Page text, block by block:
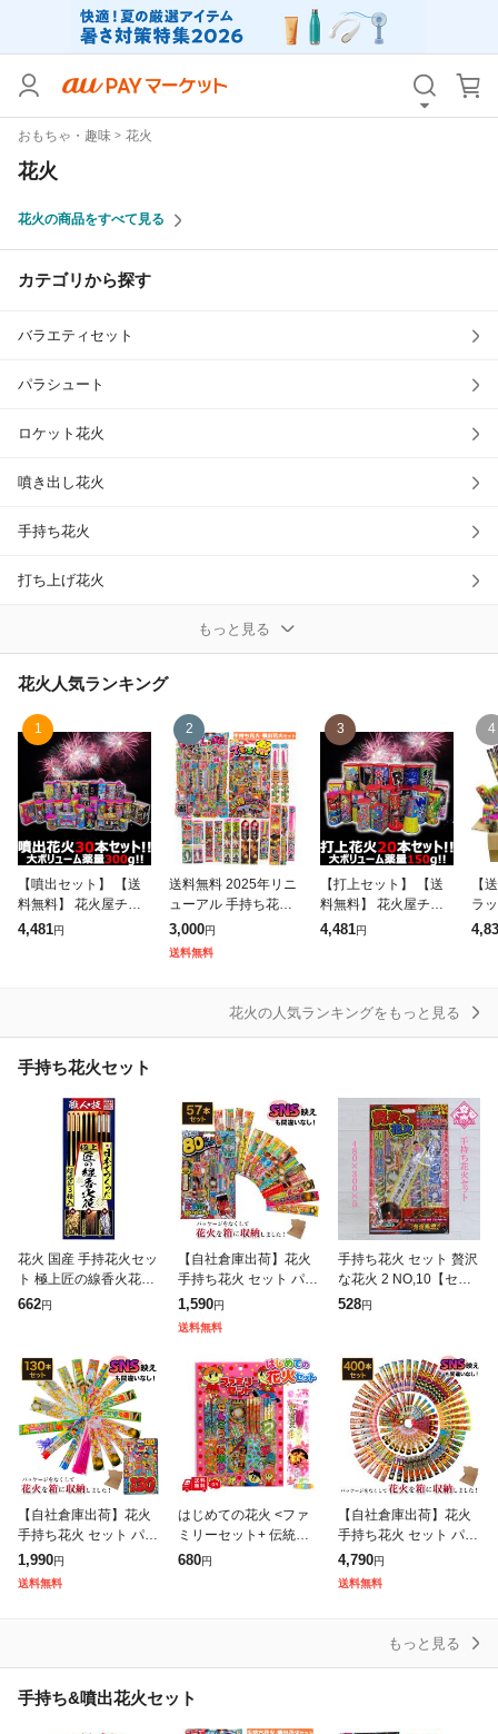
おもちゃ・趣味 花火
花火
花火の商品をすべて見る
カテゴリから探す
バラエティセット
パラシュート
ロケット花火
噴き出し花火
手持ち花火
打ち上げ花火
爆竹
線香花火
その他花火
もっと見る
花火 人気ランキング
1
【噴出セット】 【送
料無料】 花火屋チョ
イス!噴出花火セット
4,481円
2
送料無料 2025年リニ
ューアル 手持ち花火
と噴出花火が入ったお
楽しみ花火セット
3,000円
送料無料
3
【打上セット】 【送
料無料】 花火屋チョ
イス!打上花火セット
4,481円
4
【
ラ
花
花火の人気ランキングをもっと見る
手持ち花火セット
花火 国産 手持花火セッ
ト 極上匠の線香火花セ
ット
662円
【自社倉庫出荷】花火
手持ち花火 セット パッ
ケージ無し 80%煙カッ
ト インスタ 映え 花火
1,590円
送料無料
手持ち花火 セット 贅沢
な花火 2 NO,10【セッ
ト花火】
528円
【自社倉庫出荷】花火
手持ち花火 セット パッ
ケージ無し 130本 イン
スタ 映え 花火 手持ち
1,990円
送料無料
はじめての花火 <ファ
ミリーセット+ 伝統線
香花火 -心-> お試し 少
680円
【自社倉庫出荷】花火
手持ち花火 セット パッ
ケージ無し 「価格・品
質比較して下さい!」
4,790円
送料無料
もっと見る
手持ち&噴出花火セット
カテゴリ すべて
価格
Pontaパス特典対象すべて
サンキュー配送対象
除外ワード